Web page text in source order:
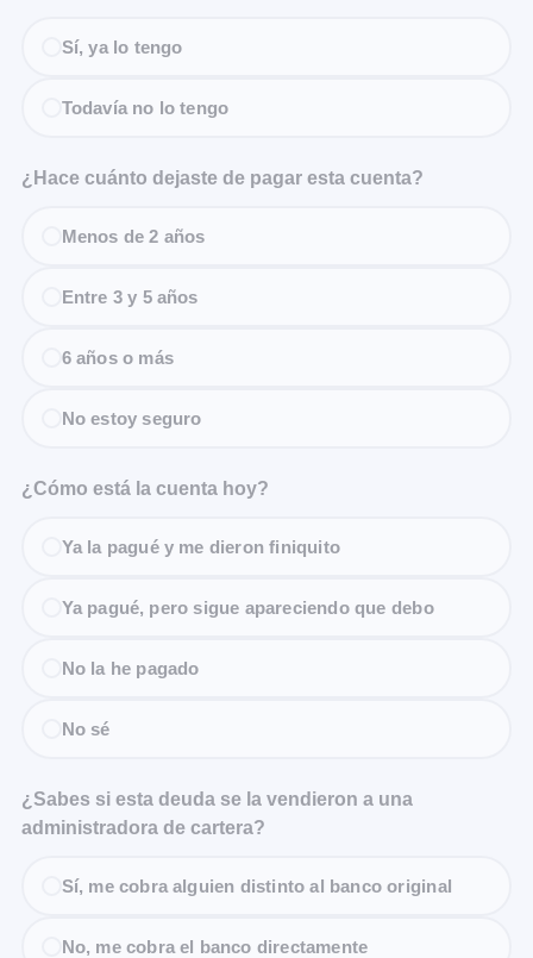
Sí, ya lo tengo
Todavía no lo tengo
¿Hace cuánto dejaste de pagar esta cuenta?
Menos de 2 años
Entre 3 y 5 años
6 años o más
No estoy seguro
¿Cómo está la cuenta hoy?
Ya la pagué y me dieron finiquito
Ya pagué, pero sigue apareciendo que debo
No la he pagado
No sé
¿Sabes si esta deuda se la vendieron a una
administradora de cartera?
Sí, me cobra alguien distinto al banco original
No, me cobra el banco directamente